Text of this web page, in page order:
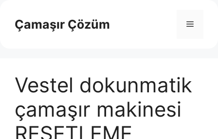
Çamaşır Çözüm Menü
Vestel dokunmatik
çamaşır makinesi
RESETLEME